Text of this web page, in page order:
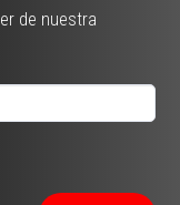
de nuestra